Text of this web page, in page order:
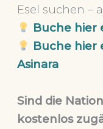
Esel suchen –
Buche hier
Buche hier
Asinara
Sind die
kostenlos